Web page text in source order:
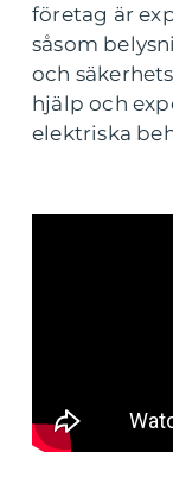
företag är
såsom
och
hjälp och
elektriska